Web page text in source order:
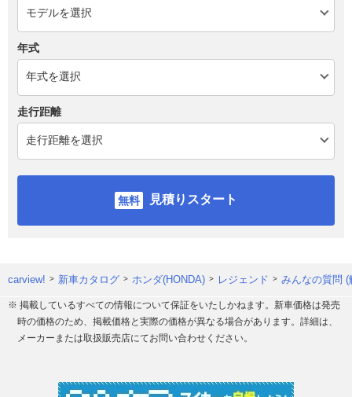
年式
走行距離
見積りスタート
carview! 新車カタログ ホンダ(HONDA) レジェンド みんなの質問 (
※ 掲載しているすべての情報について保証をいたしかねます。新車価格は発売
時の価格のため、掲載価格と実際の価格が異なる場合があります。詳細は、
メーカーまたは取扱販売店にてお問い合わせください。